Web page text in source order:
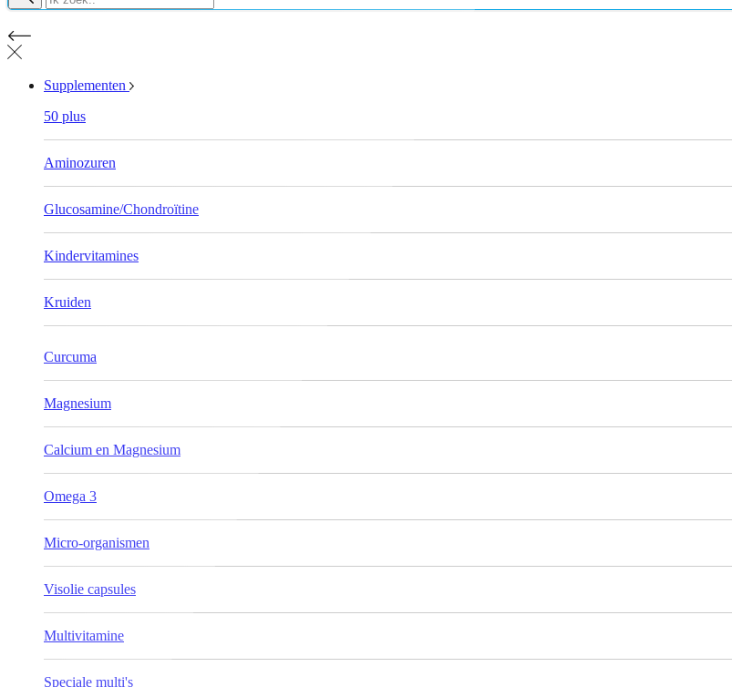
Supplementen
50 plus
Aminozuren
Glucosamine/Chondroïtine
Kindervitamines
Kruiden
Curcuma
Magnesium
Calcium en Magnesium
Omega 3
Micro-organismen
Visolie capsules
Multivitamine
Speciale multi's